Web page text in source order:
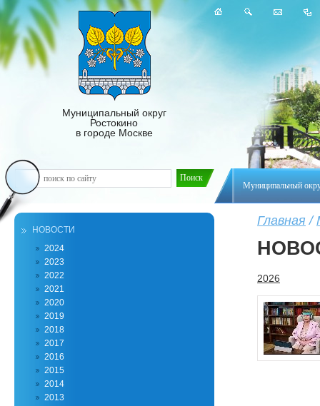
Муниципальный
Муниципальный округ
Ростокино
в городе Москве
Главная /
2026
НОВОСТИ
2024
2023
2022
2021
2020
2019
2018
2017
2016
2015
2014
2013